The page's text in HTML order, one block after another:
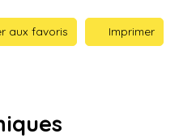
aux favoris Imprimer